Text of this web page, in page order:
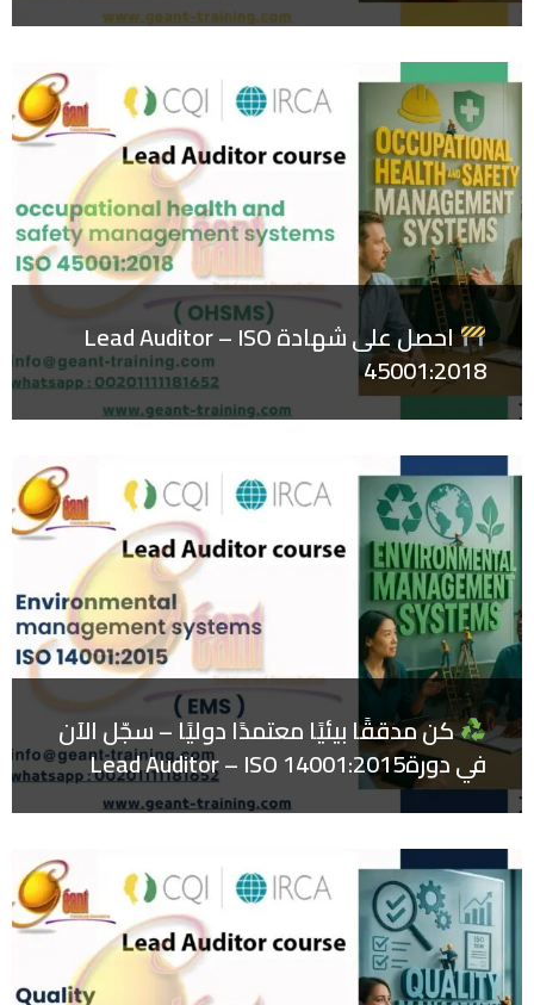
احصل على شهادة Lead Auditor – ISO
45001:2018
كن مدققًا بيئيًا معتمدًا دوليًا – سجّل الآن
في دورةLead Auditor – ISO 14001:2015